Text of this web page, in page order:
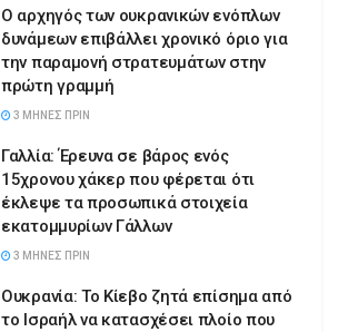
Ο αρχηγός των ουκρανικών ενόπλων
δυνάμεων επιβάλλει χρονικό όριο για
την παραμονή στρατευμάτων στην
πρώτη γραμμή
3 ΜΉΝΕΣ ΠΡΙΝ
Γαλλία: Έρευνα σε βάρος ενός
15χρονου χάκερ που φέρεται ότι
έκλεψε τα προσωπικά στοιχεία
εκατομμυρίων Γάλλων
3 ΜΉΝΕΣ ΠΡΙΝ
Ουκρανία: Το Κίεβο ζητά επίσημα από
το Ισραήλ να κατασχέσει πλοίο που